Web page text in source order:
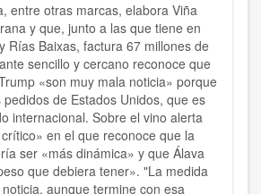
entre otras marcas, elabora Viña
y que, junto a las que tiene en
Rías Baixas, factura 67 millones de
sencillo y cercano reconoce que
«son muy mala noticia» porque
de Estados Unidos, que es
internacional. Sobre el vino alerta
en el que reconoce que la
ser «más dinámica» y que Álava
que debiera tener». "La medida
aunque termine con esa